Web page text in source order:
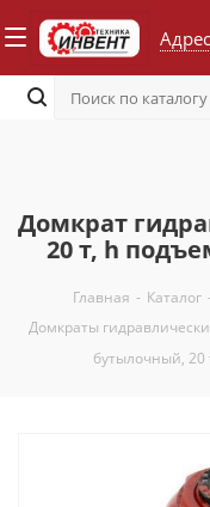
Домкрат
20 т, h
Главная - Каталог -
Домкраты
бутылочный, 20